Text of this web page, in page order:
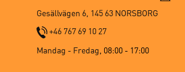
Gesällvägen 6, 145 63 NORSBORG
+46 767 69 10 27
Mandag - Fredag, 08:00 - 17:00